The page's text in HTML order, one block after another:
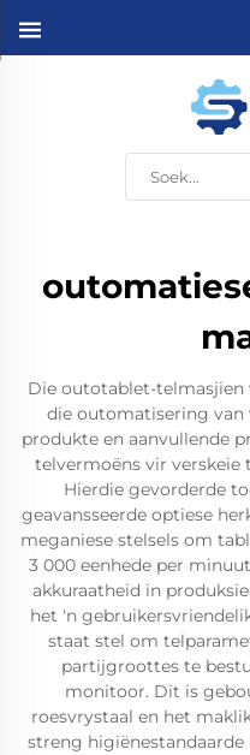
Die outotablet-telmasjien
die outomatisering van
produkte en aanvullende
telvermoëns vir
Hierdie gevorderde
geavansseerde optiese
meganiese stelsels om
3 000 eenhede per
akkuraatheid in
het 'n
staat stel om
partijgroottes te
monitoor. Dit is
roesvrystaal en het
streng